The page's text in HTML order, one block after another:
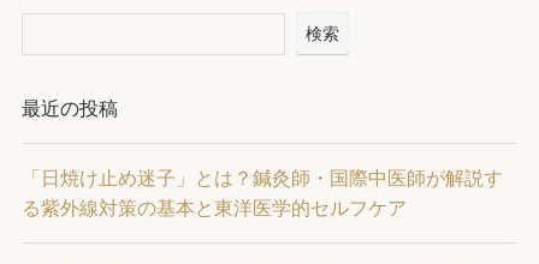
検索
最近の投稿
「日焼け止め迷子」とは？鍼灸師・国際中医師が解説す
る紫外線対策の基本と東洋医学的セルフケア